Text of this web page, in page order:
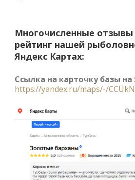
Многочисленные отзывы
рейтинг нашей
Яндекс Картах:
Ссылка на карточку базы на
https://yandex.ru/maps/-/